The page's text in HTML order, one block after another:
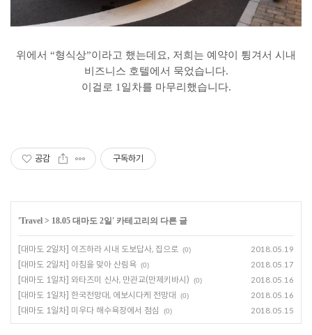
위에서 “형식상”이라고 했는데요, 저희는 예약이 튕겨서 시내
비즈니스 호텔에서 묵었습니다.
이걸로 1일차를 마무리했습니다.
공감 구독하기
'Travel > 18.05 대마도 2일 ' 카테고리의 다른 글
[대마도 2일차] 이즈하라 시내 도보답사, 집으로 (0) 2018.05.19
[대마도 2일차] 아침을 맞아 산림욕 (0) 2018.05.17
[대마도 1일차] 와타즈미 신사, 만관교(만제키바시) (0) 2018.05.16
[대마도 1일차] 한국전망대, 에보시다케 전망대 (0) 2018.05.16
[대마도 1일차] 미우다 해수욕장에서 점심 (0) 2018.05.15